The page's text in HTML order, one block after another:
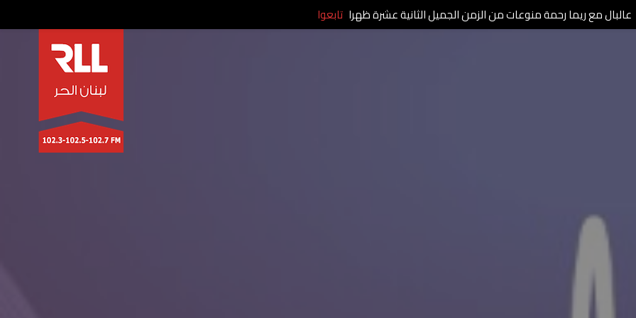
عالبال مع ريما رحمة منوعات من الزمن الجميل الثانية عشرة ظهرا تابعوا